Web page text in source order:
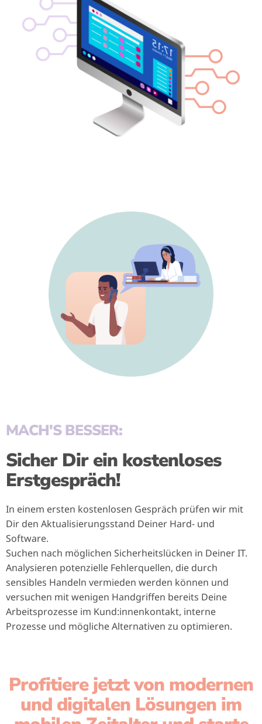
MACH'S BESSER:
Sicher Dir ein kostenloses
Erstgespräch!
In einem ersten kostenlosen Gespräch prüfen wir mit
Dir den Aktualisierungsstand Deiner Hard- und
Software.
Suchen nach möglichen Sicherheitslücken in Deiner IT.
Analysieren potenzielle Fehlerquellen, die durch
sensibles Handeln vermieden werden können und
versuchen mit wenigen Handgriffen bereits Deine
Arbeitsprozesse im Kund:innenkontakt, interne
Prozesse und mögliche Alternativen zu optimieren.
Profitiere jetzt von modernen
und digitalen Lösungen im